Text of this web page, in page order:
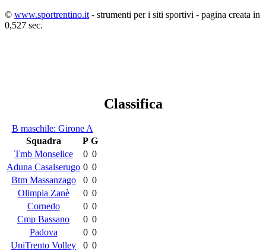
© www.sportrentino.it - strumenti per i siti sportivi - pagina creata in
0,527 sec.
Classifica
B maschile: Girone A
Squadra
P G
Tmb Monselice
0 0
Aduna Casalserugo 0 0
Btm Massanzago
0 0
Olimpia Zanè
0 0
Cornedo
0 0
Cmp Bassano
0 0
Padova
0 0
UniTrento Volley
0 0